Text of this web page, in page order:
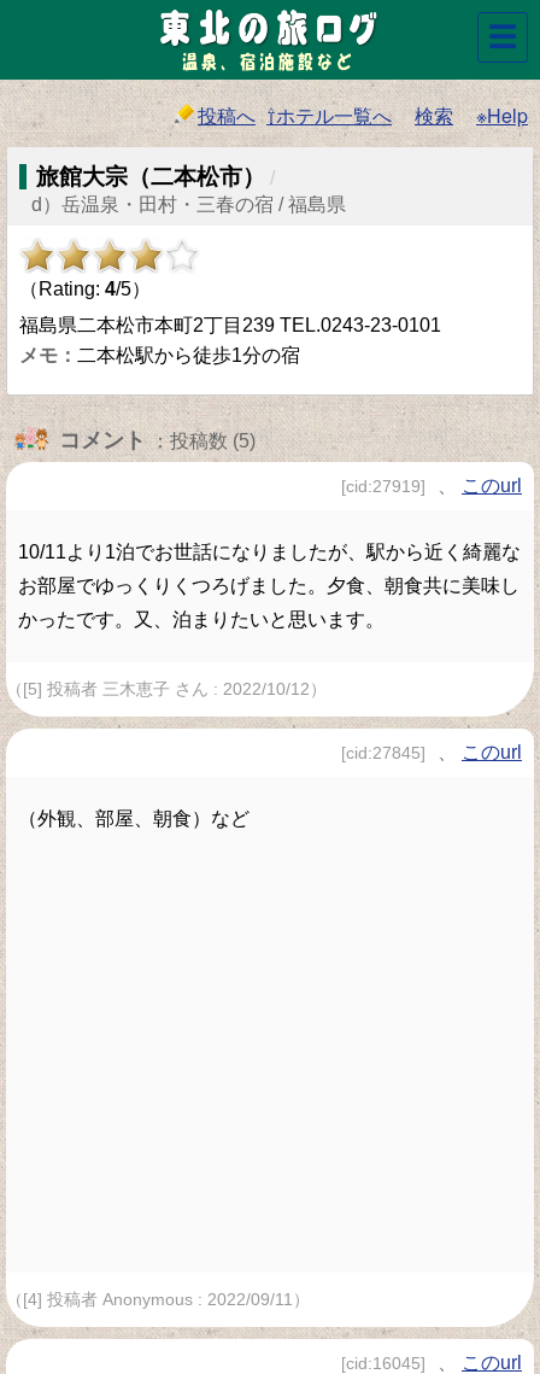
投稿へ ⇧ホテル一覧へ 検索 ※Help
旅館大宗（二本松市）
/
d）岳温泉・田村・三春の宿 / 福島県
（Rating: 4/5）
福島県二本松市本町2丁目239 TEL.0243-23-0101
二本松駅から徒歩1分の宿
コメント：投稿数 (5)
[cid:27919] このurl
10/11より1泊でお世話になりましたが、駅から近く綺麗な
お部屋でゆっくりくつろげました。夕食、朝食共に美味し
かったです。又、泊まりたいと思います。
（[5] 投稿者 三木恵子 さん : 2022/10/12）
[cid:27845] このurl
（外観、部屋、朝食）など
（[4] 投稿者 Anonymous : 2022/09/11）
[cid:16045] このurl
☰